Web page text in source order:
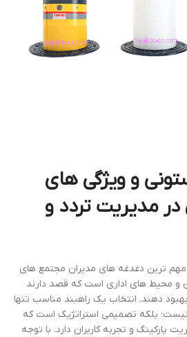
و ویژگی های
مدیریت تردد و
مهم ترین دغدغه های مدیران مجتمع های
و محیط های اداری است که قصد دارند
دهند. انتخاب یک راهبند مناسب تنها
بلکه تصمیمی استراتژیک است که
پارکینگ و تجربه کاربران دارد. با توجه